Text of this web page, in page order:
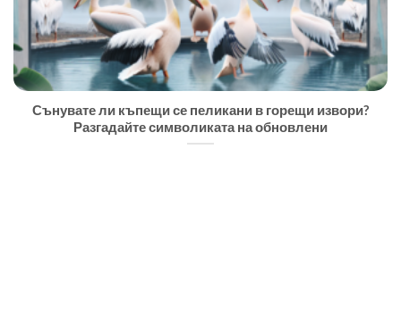
Сънувате ли къпещи се пеликани в горещи извори?
Разгадайте символиката на обновлени